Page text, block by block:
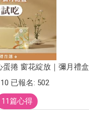
蛋捲 窗花綻放｜彌月禮盒
已報名: 502
11篇心得